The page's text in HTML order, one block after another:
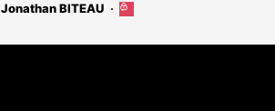
Jonathan BITEAU
Cet
est